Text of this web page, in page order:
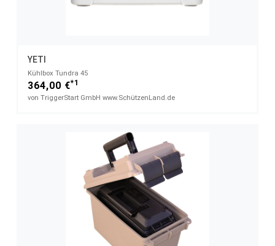
YETI
Kühlbox Tundra 45
364,00 €*1
von TriggerStart GmbH www.SchützenLand.de